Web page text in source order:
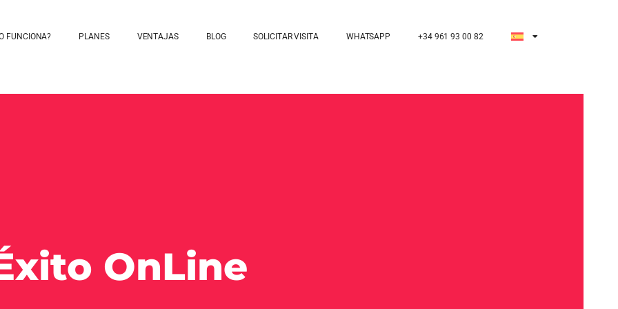
FUNCIONA? PLANES VENTAJAS BLOG SOLICITAR VISITA WHATSAPP +34 961 93 00 82
OnLine